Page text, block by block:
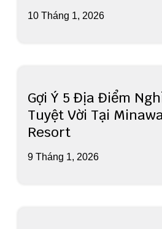
10 Tháng 1, 2026
Gợi Ý 5 Địa Điểm
Tuyệt Vời Tại
Resort
9 Tháng 1, 2026